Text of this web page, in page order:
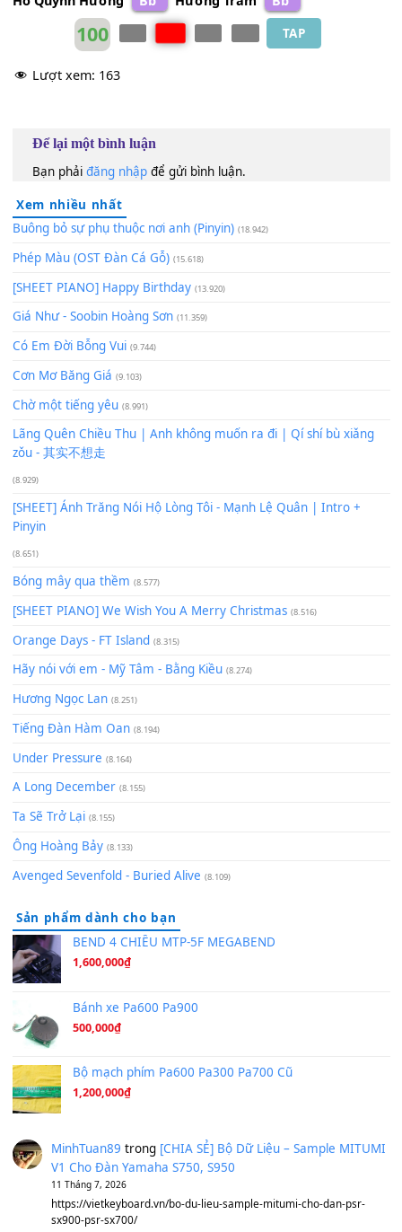
Xóa hết[F#7]đi tình yêu xưa bỏng[Bm]cháy
Thiêu đốt[A]em mỗi khi đông
lạnh về
em giờ này có những
Quan trọng [F#m]
100
Lượt xem: 163
Để lại một bình luận
Bạn phảiđăng nhậpđể gửi bình luận.
Xem nhiều nhất
Buông bỏ sự phụ thuộc nơi anh (Pinyin)
Phép Màu (OST Đàn Cá Gỗ)
[SHEET PIANO] Happy Birthday
Giá Như - Soobin Hoàng Sơn
Có Em Đời Bỗng Vui (9.744)
Cơn Mơ Băng Giá
Chờ một tiếng yêu (8.991)
Lãng Quên Chiều Thu | Anh không muốn ra đi | Qí shí bù
zǒu - 其实不想走
(8.929)
[SHEET] Ánh Trăng Nói Hộ Lòng Tôi - Mạnh Lệ Quân | Intro +
Bóng mây qua thềm
[SHEET PIANO] We Wish You A Merry Christmas
Orange Days - FT Island
Hãy nói với em - Mỹ Tâm - Bằng Kiều
Hương Ngọc Lan
Tiếng Đàn Hàm Oan (8.194)
Under Pressure
A Long December (8.155)
Ta Sẽ Trở Lại
Ông Hoàng Bảy (8.133)
Avenged Sevenfold - Buried Alive
Sản phẩm dành cho bạn
BEND 4 CHIỀU MTP-5F MEGABEND
1,600,000₫